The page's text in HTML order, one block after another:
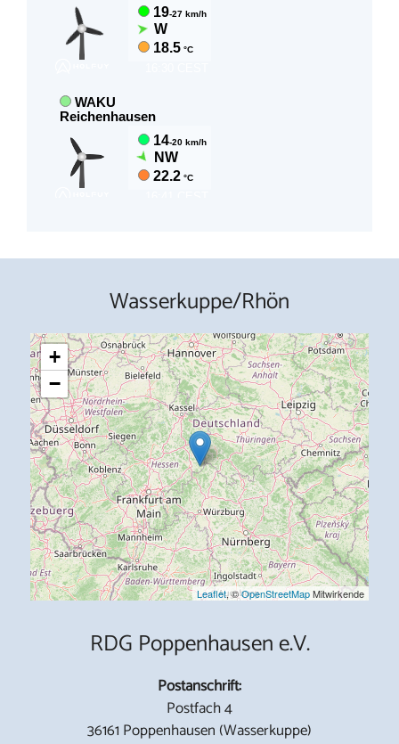
Wasserkuppe/Rhön
+
−
Leaflet, ©OpenStreetMapMitwirkende
RDG Poppenhausen e.V.
Postanschrift:
Postfach 4
36161 Poppenhausen (Wasserkuppe)